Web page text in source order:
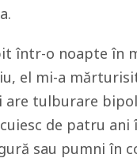
într-o noapte în
el mi-a
tulburare
de patru
sau pumni în